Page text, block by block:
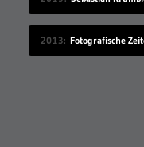
2013 Fotografische